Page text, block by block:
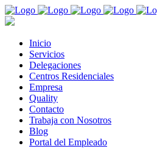
Inicio
Servicios
Delegaciones
Centros Residenciales
Empresa
Quality
Contacto
Trabaja con Nosotros
Blog
Portal del Empleado